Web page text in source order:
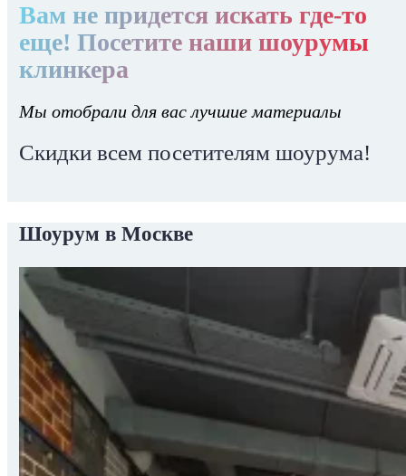
Вам не придется искать где-то
еще! Посетите наши шоурумы
клинкера
Мы отобрали для вас лучшие материалы
Скидки всем посетителям шоурума!
Шоурум в Москве